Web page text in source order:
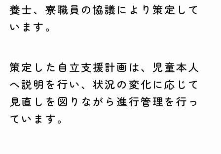
養士、寮職員の協議により策定して
います。
策定した自立支援計画は、児童本人
へ説明を行い、状況の変化に応じて
見直しを図りながら進行管理を行っ
ています。